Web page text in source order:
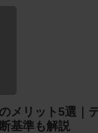
メリット5選｜
基準も解説